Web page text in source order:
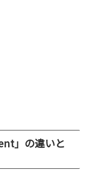
」の違いと